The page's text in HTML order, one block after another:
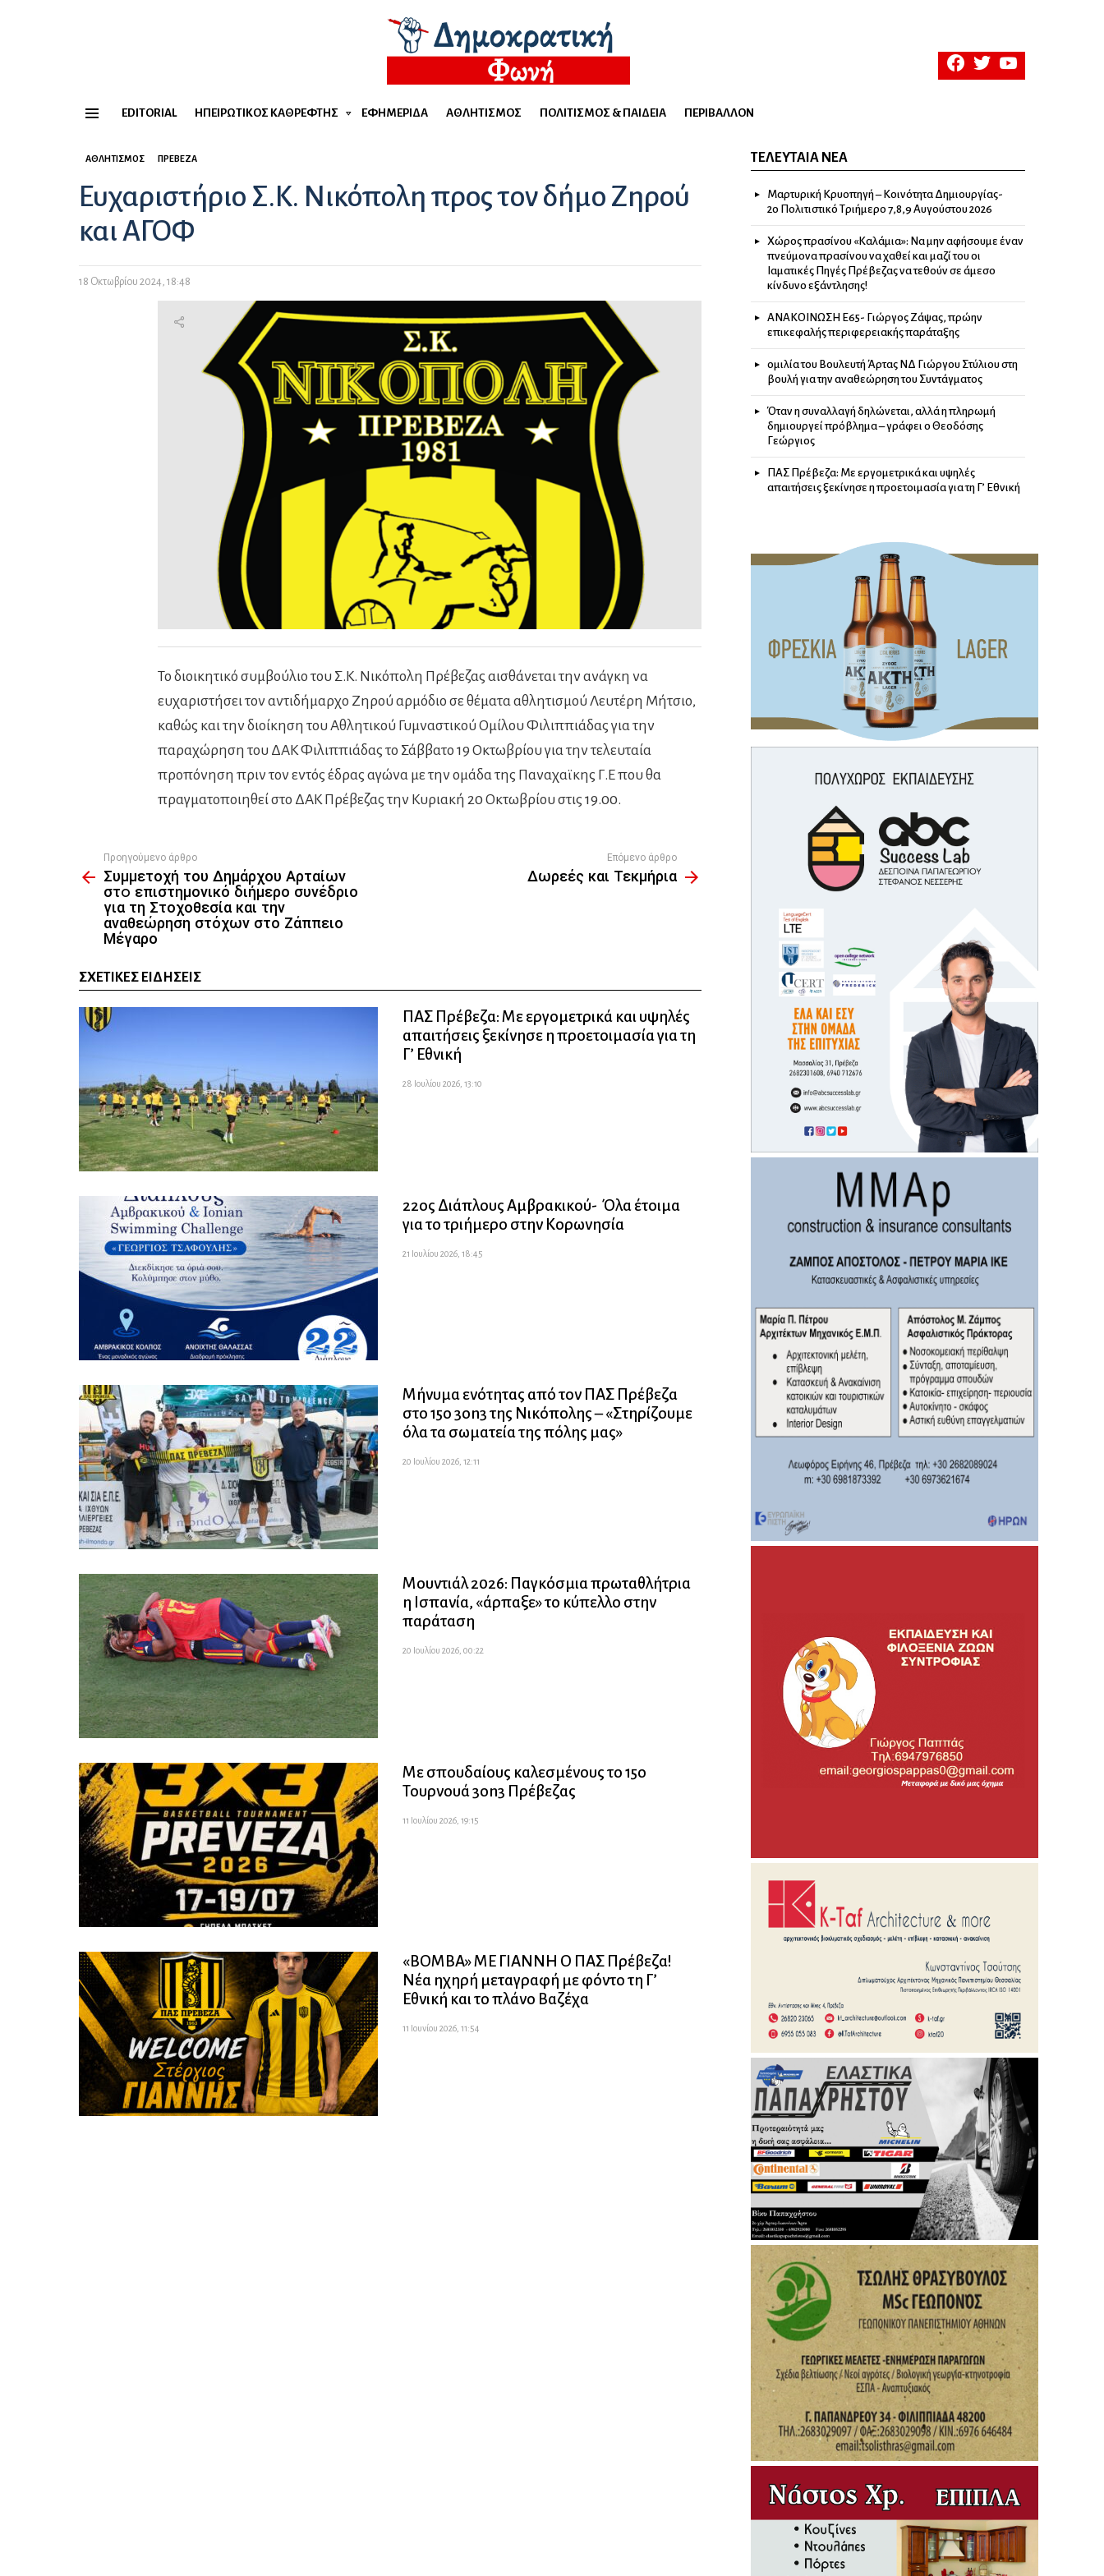
facebooktwitteryoutube
EDITORIAL ΗΠΕΙΡΏΤΙΚΟΣ ΚΑΘΡΈΦΤΗΣ ΕΦΗΜΕΡΊΔΑ ΑΘΛΗΤΙΣΜΌΣ ΠΟΛΙΤΙΣΜΌΣ & ΠΑΙΔΕΊΑ ΠΕΡΙΒΆΛΛΟΝ
ΑΘΛΗΤΙΣΜΌΣ ΠΡΈΒΕΖΑ
Ευχαριστήριο Σ.Κ. Νικόπολη προς τον δήμο Ζηρού
και ΑΓΟΦ
18 Οκτωβρίου 2024, 18:48
Το διοικητικό συμβούλιο του Σ.Κ. Νικόπολη Πρέβεζας αισθάνεται την ανάγκη να
ευχαριστήσει τον αντιδήμαρχο Ζηρού αρμόδιο σε θέματα αθλητισμού Λευτέρη Μήτσιο,
καθώς και την διοίκηση του Αθλητικού Γυμναστικού Ομίλου Φιλιππιάδας για την
παραχώρηση του ΔΑΚ Φιλιππιάδας το Σάββατο 19 Οκτωβρίου για την τελευταία
προπόνηση πριν τον εντός έδρας αγώνα με την ομάδα της Παναχαϊκης Γ.Ε που θα
πραγματοποιηθεί στο ΔΑΚ Πρέβεζας την Κυριακή 20 Οκτωβρίου στις 19.00.
more
Προηγούμενο άρθρο
Συμμετοχή του Δημάρχου Αρταίων
στo επιστημονικό διήμερο συνέδριο
για τη Στοχοθεσία και την
αναθεώρηση στόχων στο Ζάππειο
Μέγαρο
Επόμενο άρθρο
Δωρεές και Τεκμήρια
ΣΧΕΤΙΚΈΣ ΕΙΔΉΣΕΙΣ
ΠΑΣ Πρέβεζα: Με εργομετρικά και υψηλές
απαιτήσεις ξεκίνησε η προετοιμασία για τη
Γ’ Εθνική
28 Ιουλίου 2026, 13:10
22ος Διάπλους Αμβρακικού- Όλα έτοιμα
για το τριήμερο στην Κορωνησία
21 Ιουλίου 2026, 18:45
Μήνυμα ενότητας από τον ΠΑΣ Πρέβεζα
στο 15ο 3on3 της Νικόπολης – «Στηρίζουμε
όλα τα σωματεία της πόλης μας»
20 Ιουλίου 2026, 12:11
Μουντιάλ 2026: Παγκόσμια πρωταθλήτρια
η Ισπανία, «άρπαξε» το κύπελλο στην
παράταση
20 Ιουλίου 2026, 00:22
Με σπουδαίους καλεσμένους το 15ο
Τουρνουά 3on3 Πρέβεζας
11 Ιουλίου 2026, 19:15
«ΒΟΜΒΑ» ΜΕ ΓΙΑΝΝΗ Ο ΠΑΣ Πρέβεζα!
Νέα ηχηρή μεταγραφή με φόντο τη Γ’
Εθνική και το πλάνο Βαζέχα
11 Ιουνίου 2026, 11:54
ΤΕΛΕΥΤΑΊΑ ΝΈΑ
Μαρτυρική Κρυοπηγή – Κοινότητα Δημιουργίας-
2ο Πολιτιστικό Τριήμερο 7,8,9 Αυγούστου 2026
Χώρος πρασίνου «Καλάμια»: Να μην αφήσουμε έναν
πνεύμονα πρασίνου να χαθεί και μαζί του οι
Ιαματικές Πηγές Πρέβεζας να τεθούν σε άμεσο
κίνδυνο εξάντλησης!
ΑΝΑΚΟΙΝΩΣΗ Ε65- Γιώργος Ζάψας, πρώην
επικεφαλής περιφερειακής παράταξης
ομιλία του Βουλευτή Άρτας ΝΔ Γιώργου Στύλιου στη
βουλή για την αναθεώρηση του Συντάγματος
Όταν η συναλλαγή δηλώνεται, αλλά η πληρωμή
δημιουργεί πρόβλημα – γράφει ο Θεοδόσης
Γεώργιος
ΠΑΣ Πρέβεζα: Με εργομετρικά και υψηλές
απαιτήσεις ξεκίνησε η προετοιμασία για τη Γ’ Εθνική